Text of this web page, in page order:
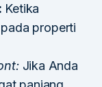
Ketika
properti
Jika Anda